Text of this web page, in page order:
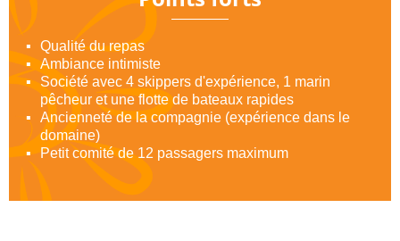
Qualité du repas
Ambiance intimiste
Société avec 4 skippers d'expérience, 1 marin
pêcheur et une flotte de bateaux rapides
Ancienneté de la compagnie (expérience dans le
domaine)
Petit comité de 12 passagers maximum